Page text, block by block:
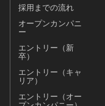
採用までの流れ
オープンカンパニ
ー
エントリー（新
卒）
エントリー（キャ
リア）
エントリー（オー